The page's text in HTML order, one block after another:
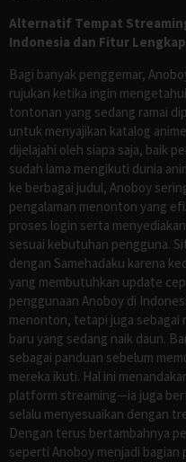
Alternatif Tempat
Indonesia dan Fitur Lengkap
Bagi banyak penggemar,
rujukan ketika ingin
tontonan yang sedang ramai
untuk menyajikan katalog
dijelajahi oleh siapa saja, baik
sudah lama mengikuti dunia
ke berbagai judul, Anoboy
pengalaman menonton yang
proses login serta
sesuai kebutuhan pengguna.
dengan Samehadaku karena
yang membutuhkan update
penggunaan Anoboy di
menonton, tetapi juga sebagai
baru yang sedang naik daun.
sebagai panduan sebelum
mereka ikuti. Hal ini
platform streaming—ia juga
selalu menyesuaikan dengan
Dengan terus bertambahnya
seperti Anoboy menjadi bagian